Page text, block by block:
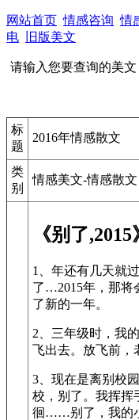
网站首页 情感咨询 情
电
旧版美文
请输入您要查询的美文
标
题
2016年情感散文
类
别
情感美文-情感散文
《别了
1、年还有几天就
了…2015年，那将
了新的一年。
2、三年级时，我
飞出去。放飞前，
3、现在是离别校
校，别了。我挥挥
徊……别了，我的